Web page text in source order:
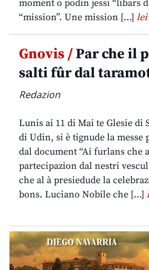
moment o podin jessi “libars
“mission”. Une mission […] lei
Gnovis /Par che il
salti fûr dal
Redazion
Lunis ai 11 di Mai te Glesie di
di Udin, si è tignude la messe
dal document “Ai furlans che
partecipazion dal nestri
che al à presiedude la
bons. Luciano Nobile che […]